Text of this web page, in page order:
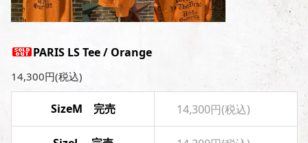
PARIS LS Tee / Orange
14,300円(税込)
SizeM 完売 14,300円(税込)